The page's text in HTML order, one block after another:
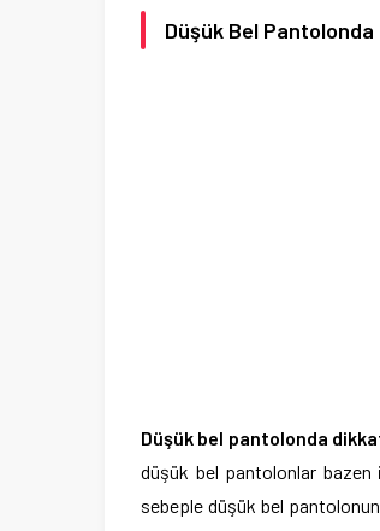
Düşük Bel
Düşük bel pantolonda
düşük bel pantolonlar bazen
sebeple düşük bel